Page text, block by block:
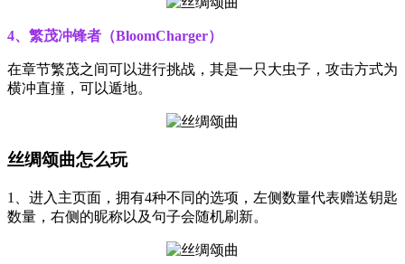
4、繁茂冲锋者（BloomCharger）
在章节繁茂之间可以进行挑战，其是一只大虫子，攻击方式为
横冲直撞，可以遁地。
丝绸颂曲怎么玩
1、进入主页面，拥有4种不同的选项，左侧数量代表赠送钥匙
数量，右侧的昵称以及句子会随机刷新。